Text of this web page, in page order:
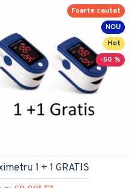
NOU
Hot
Foarte cautat
-50 %
1 + 1 GRATIS